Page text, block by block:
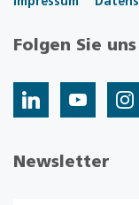
Folgen Sie uns
Newsletter